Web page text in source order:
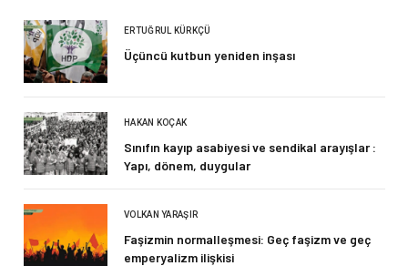
ERTUĞRUL KÜRKÇÜ
Üçüncü kutbun yeniden inşası
HAKAN KOÇAK
Sınıfın kayıp asabiyesi ve sendikal arayışlar :
Yapı, dönem, duygular
VOLKAN YARAŞIR
Faşizmin normalleşmesi: Geç faşizm ve geç
emperyalizm ilişkisi